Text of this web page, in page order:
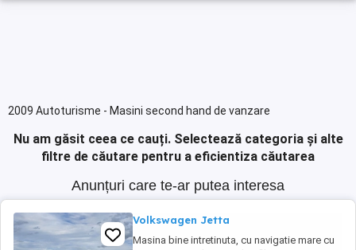
2009 Autoturisme - Masini second hand de vanzare
Nu am găsit ceea ce cauți. Selectează categoria și alte
filtre de căutare pentru a eficientiza căutarea
Anunțuri care te-ar putea interesa
Volkswagen Jetta
Masina bine intretinuta, cu navigatie mare cu